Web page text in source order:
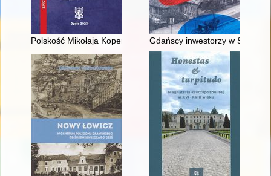
Polskość Mikołaja Kopernika z rodu Ślązaka
Gdańscy inwestorzy w